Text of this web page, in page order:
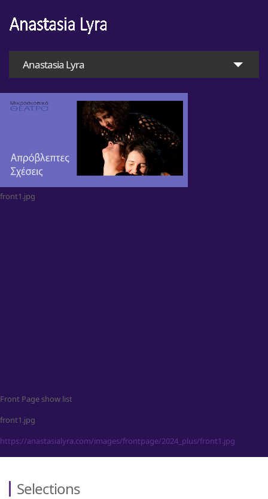
Anastasia Lyra
front1.jpg
Front Page show list
front1.jpg
https://anastasialyra.com/images/frontpage/2024_plus/front1.jpg
Selections